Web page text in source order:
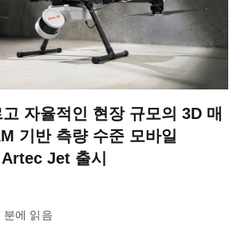
자율적인 현장 규모의 3D 매
기반 측량 수준 모바일
Jet 출시
분에 읽음